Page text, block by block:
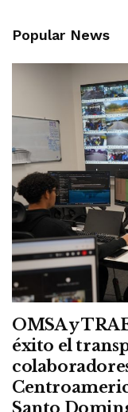
Popular News
OMSA y
éxito el
Santo